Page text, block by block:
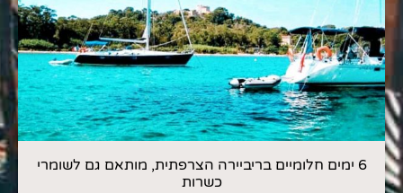
6 ימים חלומיים בריביירה הצרפתית, מותאם גם לשומרי
כשרות